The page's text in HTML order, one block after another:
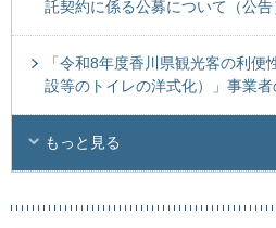
託契約に係る公募について（公告
「令和8年度香川県観光客の利
設等のトイレの洋式化）」事業
もっと見る